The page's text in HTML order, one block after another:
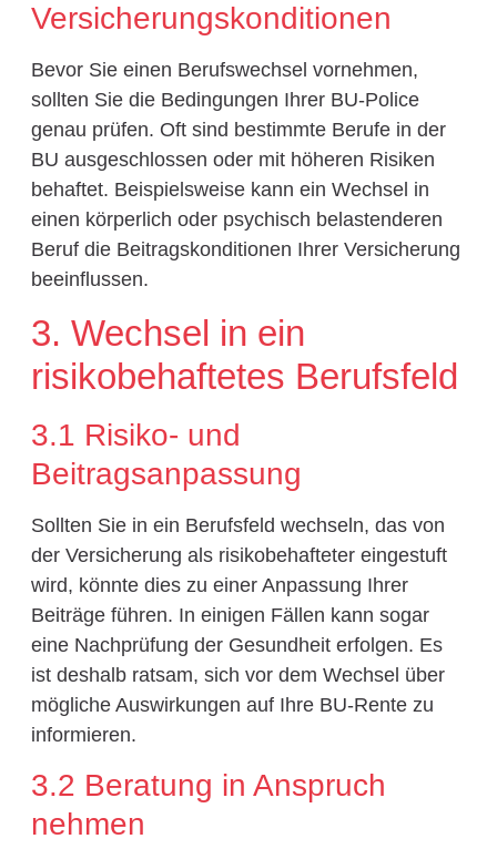
Versicherungskonditionen
Bevor Sie einen Berufswechsel vornehmen,
sollten Sie die Bedingungen Ihrer BU-Police
genau prüfen. Oft sind bestimmte Berufe in der
BU ausgeschlossen oder mit höheren Risiken
behaftet. Beispielsweise kann ein Wechsel in
einen körperlich oder psychisch belastenderen
Beruf die Beitragskonditionen Ihrer Versicherung
beeinflussen.
3. Wechsel in ein
risikobehaftetes Berufsfeld
3.1 Risiko- und
Beitragsanpassung
Sollten Sie in ein Berufsfeld wechseln, das von
der Versicherung als risikobehafteter eingestuft
wird, könnte dies zu einer Anpassung Ihrer
Beiträge führen. In einigen Fällen kann sogar
eine Nachprüfung der Gesundheit erfolgen. Es
ist deshalb ratsam, sich vor dem Wechsel über
mögliche Auswirkungen auf Ihre BU-Rente zu
informieren.
3.2 Beratung in Anspruch
nehmen